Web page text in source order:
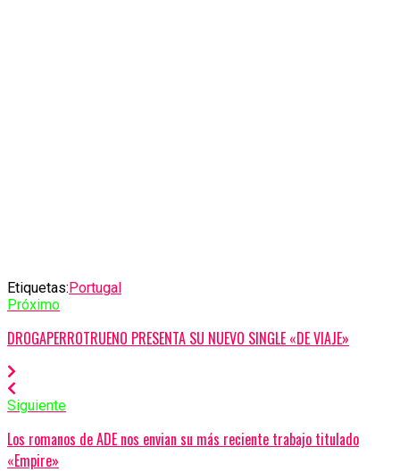
Etiquetas:Portugal
Próximo
DROGAPERROTRUENO PRESENTA SU NUEVO SINGLE «DE VIAJE»
Siguiente
Los romanos de ADE nos envian su más reciente trabajo titulado
«Empire»